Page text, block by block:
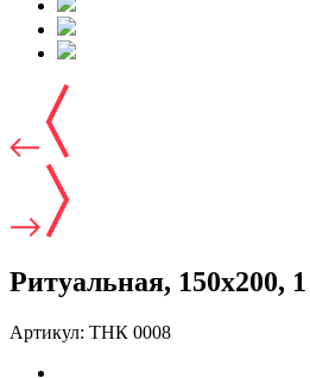
Ритуальная, 150х200,
Артикул: ТНК 0008